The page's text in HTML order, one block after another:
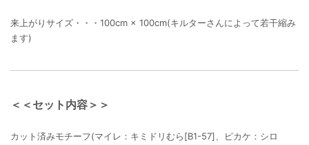
来上がりサイズ・・・100cm × 100cm(キルターさんによって若干縮み
ます)
＜＜セット内容＞＞
カット済みモチーフ(マイレ：キミドリむら[B1-57]、ピカケ：シロ